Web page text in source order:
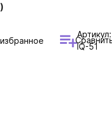
Артикул:
IQ-51